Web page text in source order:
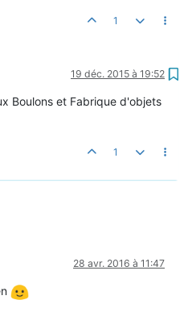
1
19 déc. 2015 à 19:52
Boulons et Fabrique d'objets
1
28 avr. 2016 à 11:47